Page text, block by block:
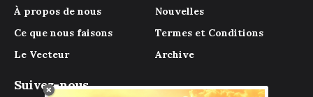
À propos de nous
Ce que nous faisons
Le Vecteur
Nouvelles
Termes et Conditions
Archive
Suivez-nous